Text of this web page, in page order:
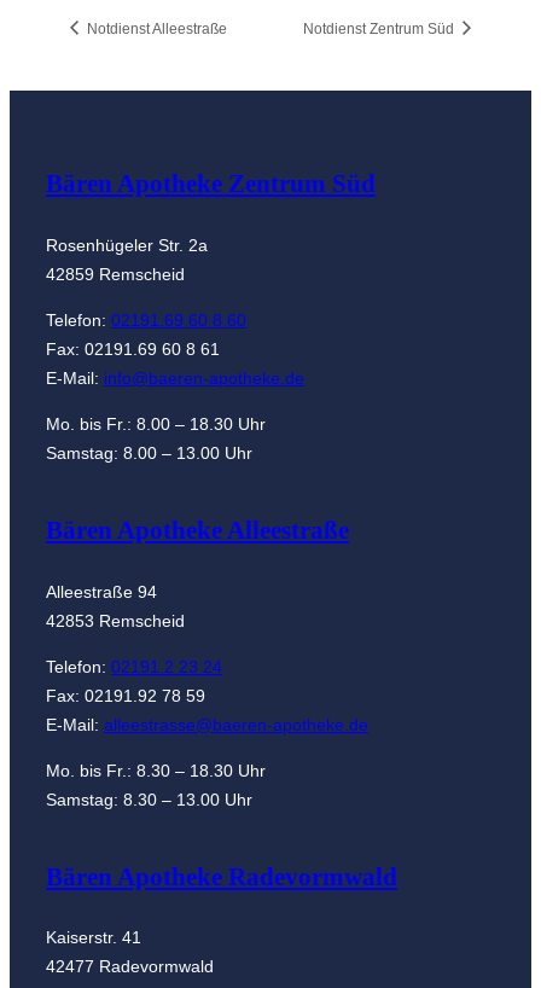
Notdienst Alleestraße Notdienst Zentrum Süd
Bären Apotheke Zentrum Süd
Rosenhügeler Str. 2a
42859 Remscheid
Telefon: 02191.69 60 8 60
Fax: 02191.69 60 8 61
E-Mail: info@baeren-apotheke.de
Mo. bis Fr.: 8.00 – 18.30 Uhr
Samstag: 8.00 – 13.00 Uhr
Bären Apotheke Alleestraße
Alleestraße 94
42853 Remscheid
Telefon: 02191.2 23 24
Fax: 02191.92 78 59
E-Mail: alleestrasse@baeren-apotheke.de
Mo. bis Fr.: 8.30 – 18.30 Uhr
Samstag: 8.30 – 13.00 Uhr
Bären Apotheke Radevormwald
Kaiserstr. 41
42477 Radevormwald